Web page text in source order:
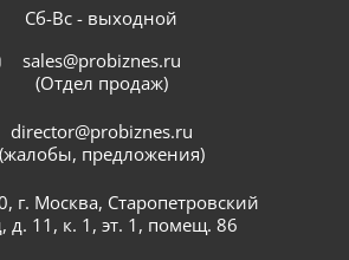
Сб-Вс - выходной
sales@probiznes.ru
(Отдел продаж)
director@probiznes.ru
(жалобы, предложения)
г. Москва, Старопетровский
д. 11, к. 1, эт. 1, помещ. 86